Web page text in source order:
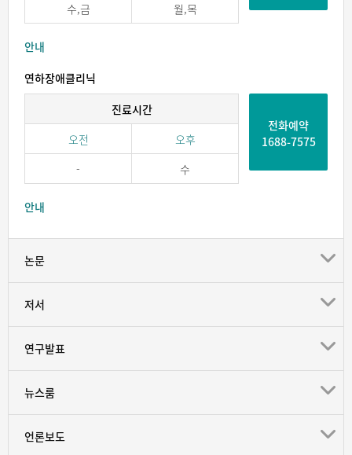
수,금
월,목
안내
연하장애클리닉
진료시간
오전
오후
-
수
전화예약
1688-7575
안내
논문
저서
연구발표
뉴스룸
언론보도